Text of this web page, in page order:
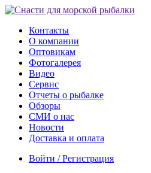
Контакты
О компании
Оптовикам
Фотогалерея
Видео
Сервис
Отчеты о рыбалке
Обзоры
СМИ о нас
Новости
Доставка и оплата
Войти / Регистрация